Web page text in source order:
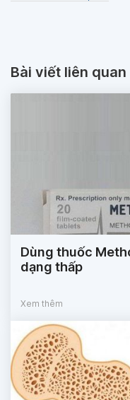
Bài viết liên quan
Dùng thuốc
dạng thấp
Xem thêm